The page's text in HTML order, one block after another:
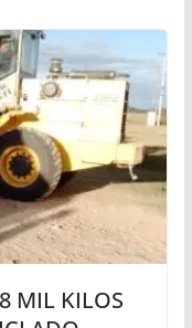
MIL KILOS